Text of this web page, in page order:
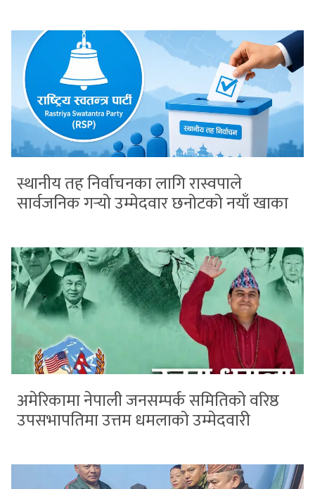
स्थानीय तह निर्वाचनका लागि रास्वपाले
सार्वजनिक गर्‍यो उम्मेदवार छनोटको नयाँ खाका
अमेरिकामा नेपाली जनसम्पर्क समितिको वरिष्ठ
उपसभापतिमा उत्तम धमलाको उम्मेदवारी